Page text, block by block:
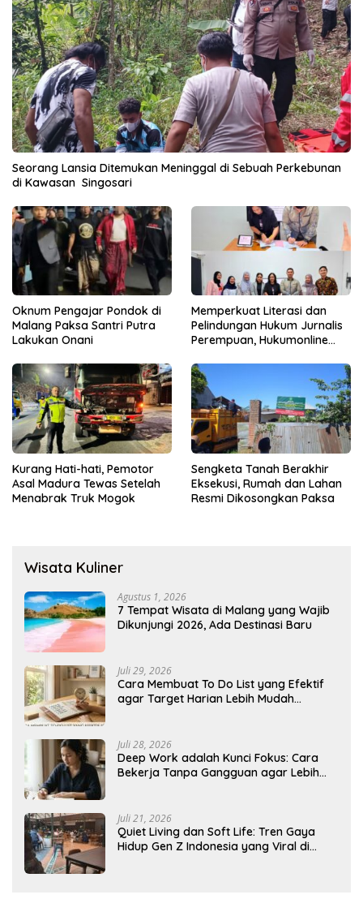
Seorang Lansia Ditemukan Meninggal di Sebuah Perkebunan
di Kawasan Singosari
Oknum Pengajar Pondok di
Malang Paksa Santri Putra
Lakukan Onani
Memperkuat Literasi dan
Pelindungan Hukum Jurnalis
Perempuan, Hukumonline
Gratis
Kurang Hati-hati, Pemotor
Asal Madura Tewas Setelah
Menabrak Truk Mogok
Sengketa Tanah Berakhir
Eksekusi, Rumah dan Lahan
Resmi Dikosongkan Paksa
Wisata Kuliner
Agustus 1, 2026
7 Tempat Wisata di Malang yang Wajib
Dikunjungi 2026, Ada Destinasi Baru
Juli 29, 2026
Cara Membuat To Do List yang Efektif
agar Target Harian Lebih Mudah
Juli 28, 2026
Deep Work adalah Kunci Fokus: Cara
Bekerja Tanpa Gangguan agar Lebih
Juli 21, 2026
Quiet Living dan Soft Life: Tren Gaya
Hidup Gen Z Indonesia yang Viral di